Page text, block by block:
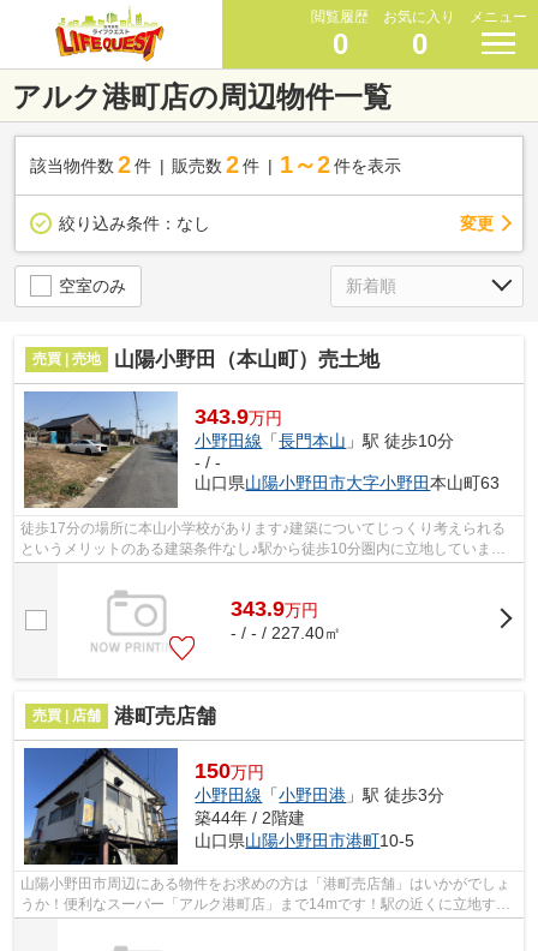
閲覧履歴
0
お気に入り
0
メニュー
アルク港町店の周辺物件一覧
該当物件数 2件 販売数 2 件 1～2 件を表示
絞り込み条件： なし 変更
空室のみ
売買 | 売地 山陽小野田（本山町）売土地
343.9万円
小野田線 「長門本山 」駅 徒歩10分
- / -
山口県山陽小野田市大字小野田本山町63
徒歩17分の場所に本山小学校があります♪建築についてじっくり考えられる
というメリットのある建築条件なし♪駅から徒歩10分圏内に立地しています♪
土地購入をお考えの方におすすめなのが...
343.9万円
- / - / 227.40㎡
売買 | 店舗 港町売店舗
150万円
小野田線 「小野田港 」駅 徒歩3分
築44年 / 2階建
山口県山陽小野田市港町10-5
山陽小野田市周辺にある物件をお求めの方は「港町売店舗」はいかがでしょ
うか！便利なスーパー「アルク港町店」まで14mです！駅の近くに立地す